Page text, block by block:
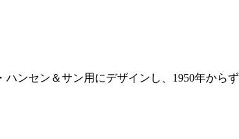
ンセン＆サン用にデザインし、1950年から